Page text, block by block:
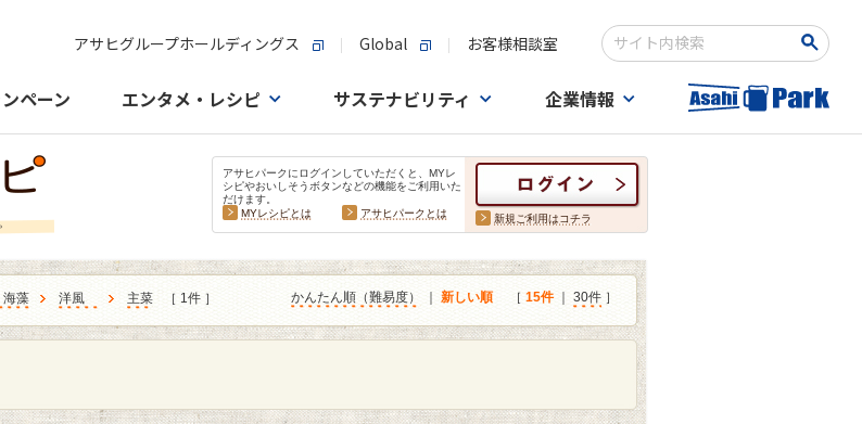
アサヒグループホールディングス Global お客様相談室
検索キーワード入力
ペーン エンタメ・レシピ サステナビリティ 企業情報
アサヒパークにログインしていただくと、MYレ
シピやおいしそうボタンなどの機能をご利用いた
だけます。
MYレシピとは
アサヒパークとは 新規ご利用はコチラ
海藻 洋風 主菜 ［ 1件 ］ かんたん順（難易度） 新しい順 ［ 15件｜ 30件 ］